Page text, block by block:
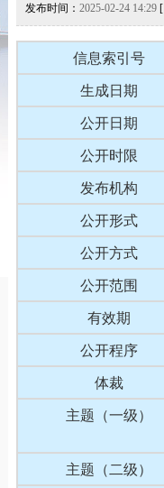
发布时间： 2025-02-24 14:29[
信息索引号
生成日期
公开日期
公开时限
发布机构
公开形式
公开方式
公开范围
有效期
公开程序
体裁
主题（一级）
主题（二级）